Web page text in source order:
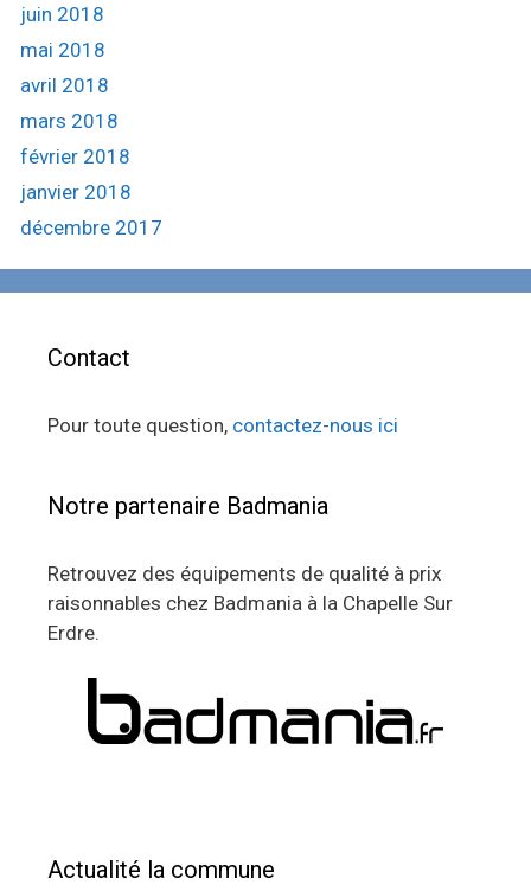
juin 2018
mai 2018
avril 2018
mars 2018
février 2018
janvier 2018
décembre 2017
Contact
Pour toute question, contactez-nous ici
Notre partenaire Badmania
Retrouvez des équipements de qualité à prix
raisonnables chez Badmania à la Chapelle Sur
Erdre.
Actualité la commune